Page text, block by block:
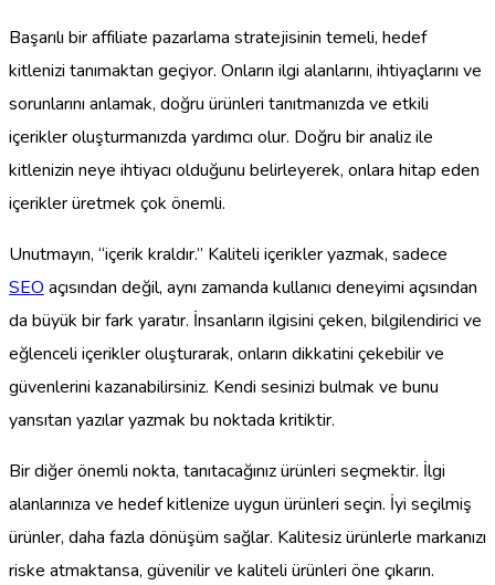
Başarılı bir affiliate pazarlama stratejisinin temeli, hedef
kitlenizi tanımaktan geçiyor. Onların ilgi alanlarını, ihtiyaçlarını ve
sorunlarını anlamak, doğru ürünleri tanıtmanızda ve etkili
içerikler oluşturmanızda yardımcı olur. Doğru bir analiz ile
kitlenizin neye ihtiyacı olduğunu belirleyerek, onlara hitap eden
içerikler üretmek çok önemli.
Unutmayın, “içerik kraldır.” Kaliteli içerikler yazmak, sadece
SEO açısından değil, aynı zamanda kullanıcı deneyimi açısından
da büyük bir fark yaratır. İnsanların ilgisini çeken, bilgilendirici ve
eğlenceli içerikler oluşturarak, onların dikkatini çekebilir ve
güvenlerini kazanabilirsiniz. Kendi sesinizi bulmak ve bunu
yansıtan yazılar yazmak bu noktada kritiktir.
Bir diğer önemli nokta, tanıtacağınız ürünleri seçmektir. İlgi
alanlarınıza ve hedef kitlenize uygun ürünleri seçin. İyi seçilmiş
ürünler, daha fazla dönüşüm sağlar. Kalitesiz ürünlerle markanızı
riske atmaktansa, güvenilir ve kaliteli ürünleri öne çıkarın.